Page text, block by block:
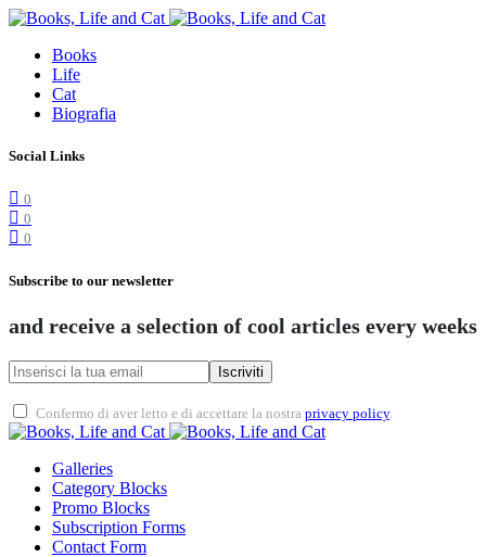
Books
Life
Cat
Biografia
Social Links
0
0
0
Subscribe to our newsletter
and receive a selection of cool articles every weeks
Iscriviti
Confermo di aver letto e di accettare la nostra privacy policy.
Galleries
Category Blocks
Promo Blocks
Subscription Forms
Contact Form